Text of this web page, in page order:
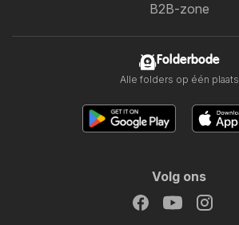
B2B-zone
Folderbode
Alle folders op één plaats
Volg ons